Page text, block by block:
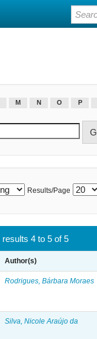
M N O P
Results/Page
results 4 to 5 of 5
Author(s)
Rodrigues, Bárbara Moraes
Silva, Nicole Araújo da